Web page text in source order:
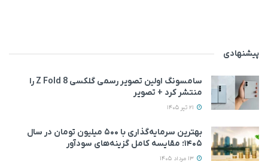
پیشنهادی
سامسونگ اولین تصویر رسمی گلکسی Z Fold 8 را
منتشر کرد + تصویر
بهترین سرمایه‌گذاری با ۵۰۰ میلیون تومان در سال
۱۴۰۵؛ مقایسه کامل گزینه‌های سودآور